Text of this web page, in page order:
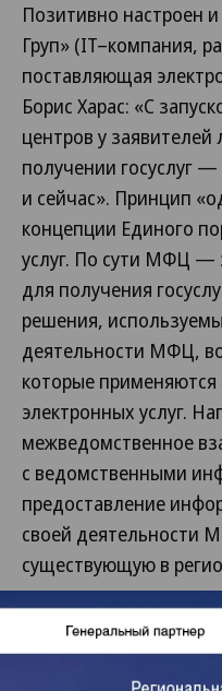
Позитивно настроен
Груп» (IT–компания,
поставляющая
Борис Харас: «С
центров у
получении госуслуг
и сейчас». Принцип
концепции Единого
услуг. По сути МФЦ —
для получения
решения,
деятельности МФЦ,
которые
электронных услуг.
межведомственное
с ведомственными
предоставление
своей деятельности
существующую в
электронного
развитие».
В Агентстве по